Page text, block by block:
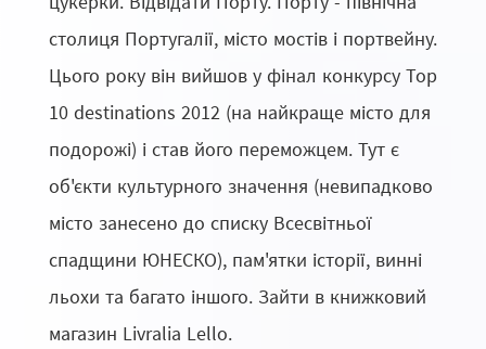
столиця Португалії, місто мостів і портвейну.
Цього року він вийшов у фінал конкурсу Top
10 destinations 2012 (на найкраще місто для
подорожі) і став його переможцем. Тут є
об'єкти культурного значення (невипадково
місто занесено до списку Всесвітньої
спадщини ЮНЕСКО), пам'ятки історії, винні
льохи та багато іншого. Зайти в книжковий
магазин Livralia Lello.